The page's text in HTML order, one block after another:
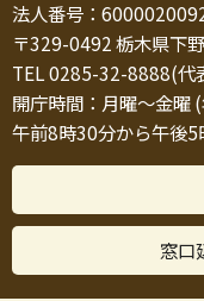
法人番号：
〒329-0492 栃木県下
TEL 0285-32-8888(
開庁時間：月曜～金曜
午前8時30分から午後
窓口